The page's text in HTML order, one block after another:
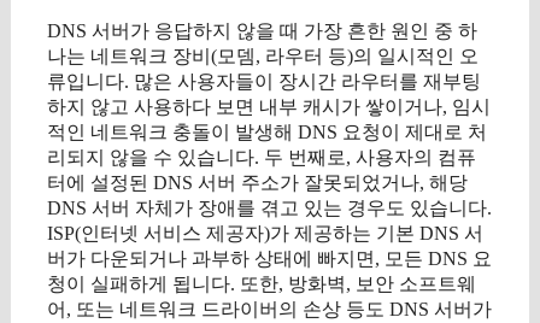
DNS 서버가 응답하지 않을 때 가장 흔한 원인 중 하
나는 네트워크 장비(모뎀, 라우터 등)의 일시적인 오
류입니다. 많은 사용자들이 장시간 라우터를 재부팅
하지 않고 사용하다 보면 내부 캐시가 쌓이거나, 임시
적인 네트워크 충돌이 발생해 DNS 요청이 제대로 처
리되지 않을 수 있습니다. 두 번째로, 사용자의 컴퓨
터에 설정된 DNS 서버 주소가 잘못되었거나, 해당
DNS 서버 자체가 장애를 겪고 있는 경우도 있습니다.
ISP(인터넷 서비스 제공자)가 제공하는 기본 DNS 서
버가 다운되거나 과부하 상태에 빠지면, 모든 DNS 요
청이 실패하게 됩니다. 또한, 방화벽, 보안 소프트웨
어, 또는 네트워크 드라이버의 손상 등도 DNS 서버가